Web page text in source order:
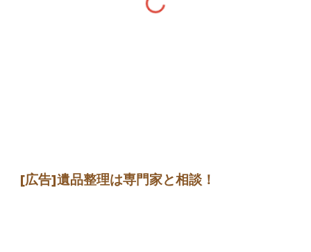
[広告]遺品整理は専門家と相談 ！